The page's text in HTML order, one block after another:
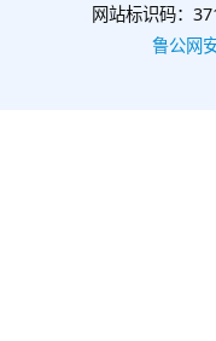
网站标识码：
鲁公网